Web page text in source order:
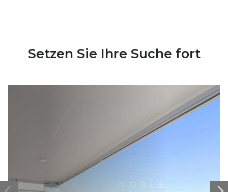
Setzen Sie Ihre Suche fort